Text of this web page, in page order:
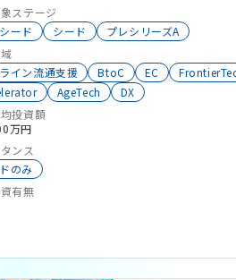
ジとなっています。わたしたちはこのス
ポストシード」として定義し、明確な
検討していきます。 創業支援 起業家と
事業ドメインの選定から事業プラン策
、スタートアップ設立を支援します。
プテック創業支援 パートナーズファン
大学発のスタートアップを創出する地域
フォームに事業化推進機関・協力機関
ています。これらを通じて大学の技術シ
化に向けた戦略・計画策定や事業可能
ステージ
ード
シード
プレシリーズA
イン流通支援
BtoC EC
AgeTech
DX
投資額
万円
ンス
のみ
有無